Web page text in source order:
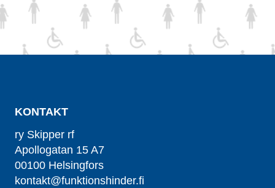
KONTAKT
ry Skipper rf
Apollogatan 15 A7
00100 Helsingfors
kontakt@funktionshinder.fi